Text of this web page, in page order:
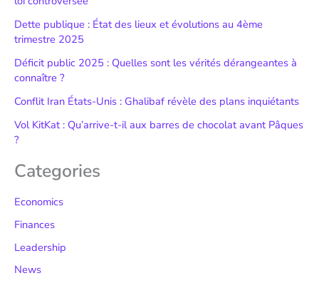
Dette publique : État des lieux et évolutions au 4ème
trimestre 2025
Déficit public 2025 : Quelles sont les vérités dérangeantes à
connaître ?
Conflit Iran États-Unis : Ghalibaf révèle des plans inquiétants
Vol KitKat : Qu’arrive-t-il aux barres de chocolat avant Pâques
?
Categories
Economics
Finances
Leadership
News